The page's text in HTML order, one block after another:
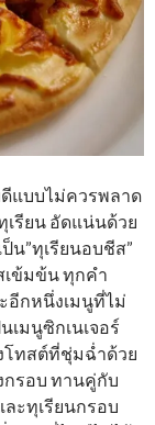
แบบไม่ควรพลาด
เรียน อัดแน่นด้วย
น”ทุเรียนอบชีส”
ข้มข้น ทุกคำ
อีกหนึ่งเมนูที่ไม่
เมนูซิกเนเจอร์
โทสต์ที่ชุ่มฉ่ำด้วย
รอบ ทานคู่กับ
ะทุเรียนกรอบ